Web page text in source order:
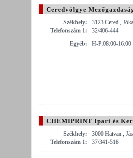
Ceredvölgye
Székhely:
3123 Cered ,
Telefonszám 1:
32/406-444
Egyéb:
H-P:08:00-16:00
CHEMIPRINT Ipari és
Székhely:
3000 Hatvan ,
Telefonszám 1:
37/341-516